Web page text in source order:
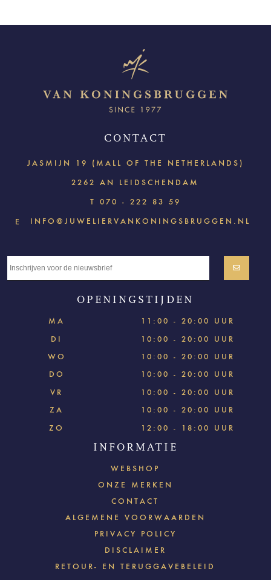
CONTACT
JASMIJN 19 (MALL OF THE NETHERLANDS)
2262 AN LEIDSCHENDAM
T 070 - 222 83 59
E INFO@JUWELIERVANKONINGSBRUGGEN.NL
OPENINGSTIJDEN
MA
11:00 - 20:00 UUR
DI
10:00 - 20:00 UUR
WO
10:00 - 20:00 UUR
DO
10:00 - 20:00 UUR
VR
10:00 - 20:00 UUR
ZA
10:00 - 20:00 UUR
ZO
12:00 - 18:00 UUR
INFORMATIE
WEBSHOP
ONZE MERKEN
CONTACT
ALGEMENE VOORWAARDEN
PRIVACY POLICY
DISCLAIMER
RETOUR- EN TERUGGAVEBELEID